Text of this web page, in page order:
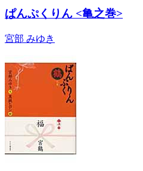
ぱんぷくりん <亀之巻>
宮部 みゆき